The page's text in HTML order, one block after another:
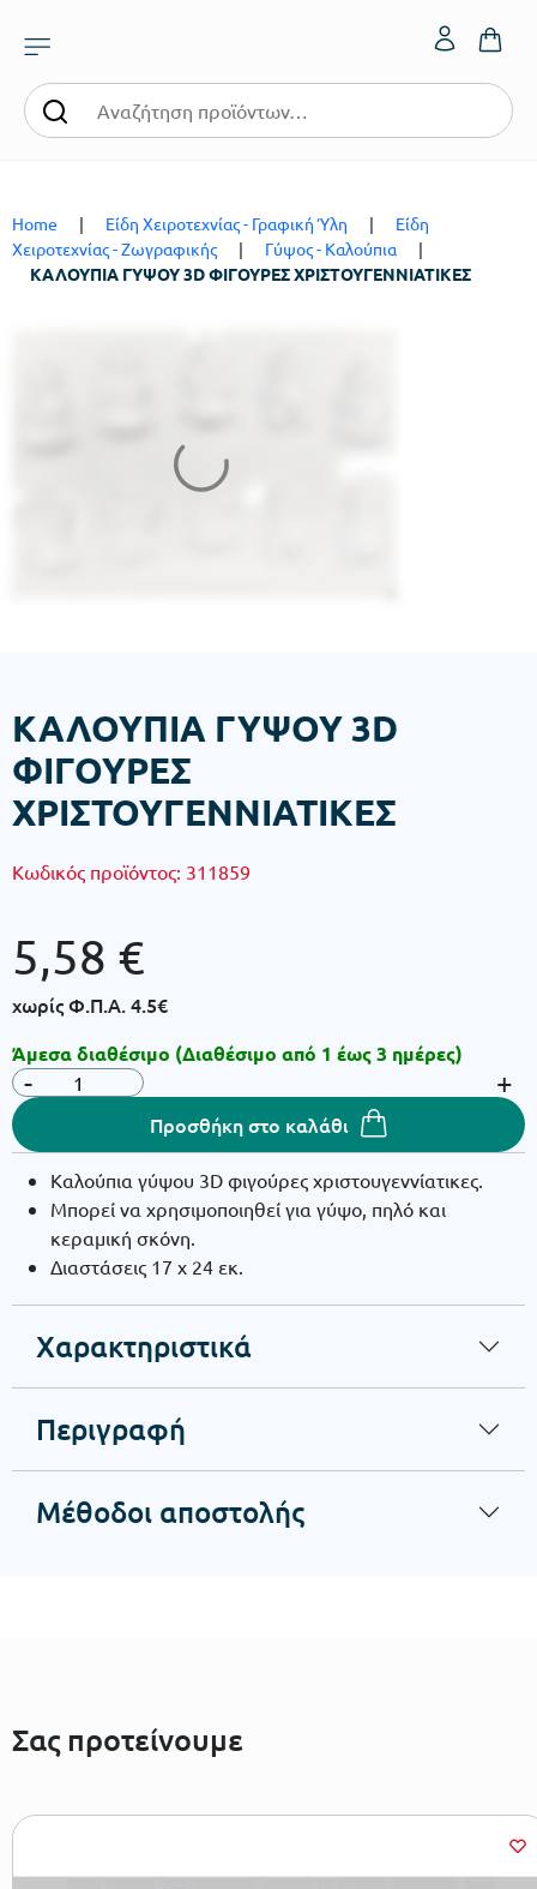
Home | Είδη Χειροτεχνίας - Γραφική Ύλη |
Είδη
Χειροτεχνίας - Ζωγραφικής
| Γύψος - Καλούπια
|
ΚΑΛΟΥΠΙΑ ΓΥΨΟΥ 3D ΦΙΓΟΥΡΕΣ ΧΡΙΣΤΟΥΓΕΝΝΙΑΤΙΚΕΣ
ΚΑΛΟΥΠΙΑ ΓΥΨΟΥ 3D
ΦΙΓΟΥΡΕΣ
ΧΡΙΣΤΟΥΓΕΝΝΙΑΤΙΚΕΣ
Κωδικός προϊόντος: 311859
5,58 €
χωρίς Φ.Π.Α.4.5€
Άμεσα διαθέσιμο (Διαθέσιμο από 1 έως 3 ημέρες)
- +
Προσθήκη στο καλάθι
Καλούπια γύψου 3D φιγούρες χριστουγεννίατικες.
Μπορεί να χρησιμοποιηθεί για γύψο, πηλό και
κεραμική σκόνη.
Διαστάσεις 17 x 24 εκ.
Χαρακτηριστικά
Περιγραφή
Μέθοδοι αποστολής
Σας προτείνουμε